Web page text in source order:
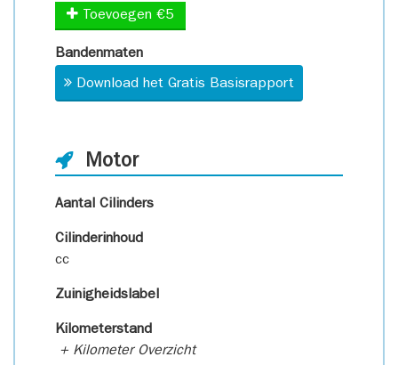
Toevoegen €5
Bandenmaten
Download het Gratis Basisrapport
Motor
Aantal Cilinders
Cilinderinhoud
cc
Zuinigheidslabel
Kilometerstand
+ Kilometer Overzicht